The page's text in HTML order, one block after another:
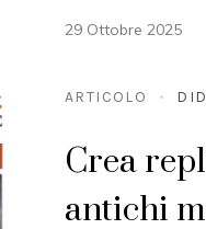
29 Ottobre 2025
ARTICOLO
Crea
antichi